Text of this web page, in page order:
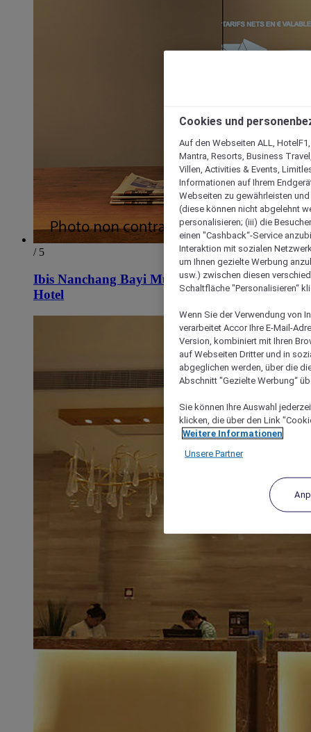
/ 5
Ibis Nanchang Bayi Museum Metro Station
Hotel
Cookies und
Auf den Webseiten ALL,
Mantra, Resorts, Business
Villen, Activities & Events,
Informationen auf Ihrem
Webseiten zu gewährleisten
(diese können nicht abgelehnt
personalisieren; (iii) die
einen "Cashback“-Service
Interaktion mit sozialen
um Ihnen gezielte Werbung
usw.) zwischen diesen
Schaltfläche "Personalisieren“
Wenn Sie der Verwendung von
verarbeitet Accor Ihre E-Mail-
Version, kombiniert mit Ihren
auf Webseiten Dritter und in
abgeglichen werden, über die
Abschnitt "Gezielte Werbung“
Sie können Ihre Auswahl
klicken, die über den Link
Weitere Informationen
Unsere Partner